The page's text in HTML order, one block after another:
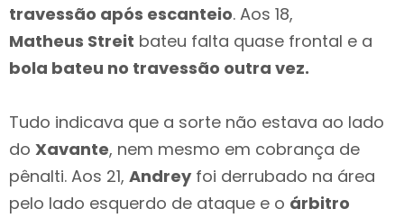
travessão após escanteio. Aos 18,
Matheus Streit bateu falta quase frontal e a
bola bateu no travessão outra vez.
Tudo indicava que a sorte não estava ao lado
do Xavante, nem mesmo em cobrança de
pênalti. Aos 21, Andreyfoi derrubado na área
pelo lado esquerdo de ataque e o árbitro